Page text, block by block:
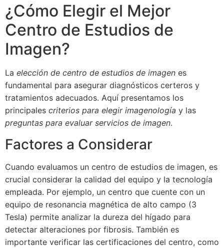
¿Cómo Elegir el Mejor
Centro de Estudios de
Imagen?
La elección de centro de estudios de imagen es
fundamental para asegurar diagnósticos certeros y
tratamientos adecuados. Aquí presentamos los
principales criterios para elegir imagenología y las
preguntas para evaluar servicios de imagen.
Factores a Considerar
Cuando evaluamos un centro de estudios de imagen, es
crucial considerar la calidad del equipo y la tecnología
empleada. Por ejemplo, un centro que cuente con un
equipo de resonancia magnética de alto campo (3
Tesla) permite analizar la dureza del hígado para
detectar alteraciones por fibrosis. También es
importante verificar las certificaciones del centro, como